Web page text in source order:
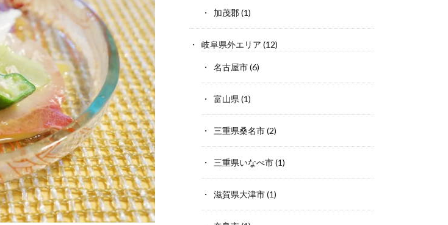
加茂郡(1)
岐阜県外エリア (12)
名古屋市(6)
富山県 (1)
三重県桑名市(2)
三重県いなべ市(1)
滋賀県大津市(1)